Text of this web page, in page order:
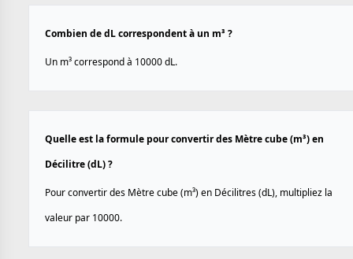
Combien de dL correspondent à un m³ ?
Un m³ correspond à 10000 dL.
Quelle est la formule pour convertir des Mètre cube (m³) en
Décilitre (dL) ?
Pour convertir des Mètre cube (m³) en Décilitres (dL), multipliez la
valeur par 10000.